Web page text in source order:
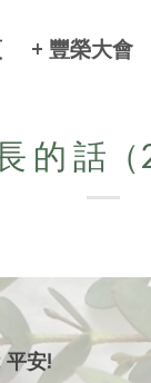
+ 豐榮大會
的 話（
平安!